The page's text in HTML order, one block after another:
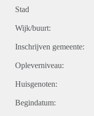
Stad
Wijk/buurt:
Inschrijven gemeente:
Opleverniveau:
Huisgenoten:
Begindatum: